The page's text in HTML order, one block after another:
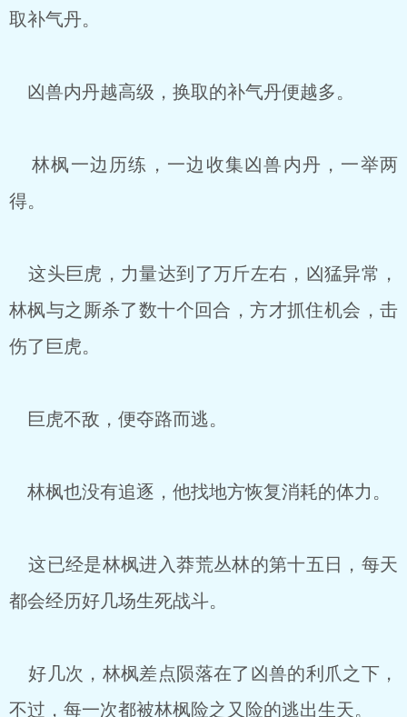
取补气丹。
凶兽内丹越高级，换取的补气丹便越多。
林枫一边历练，一边收集凶兽内丹，一举两
得。
这头巨虎，力量达到了万斤左右，凶猛异常，
林枫与之厮杀了数十个回合，方才抓住机会，击
伤了巨虎。
巨虎不敌，便夺路而逃。
林枫也没有追逐，他找地方恢复消耗的体力。
这已经是林枫进入莽荒丛林的第十五日，每天
都会经历好几场生死战斗。
好几次，林枫差点陨落在了凶兽的利爪之下，
不过，每一次都被林枫险之又险的逃出生天。